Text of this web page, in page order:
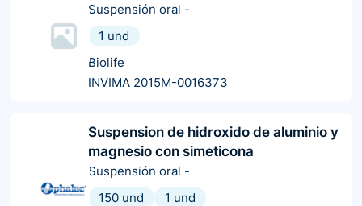
Suspensión oral -
1 und
Biolife
INVIMA 2015M-0016373
Suspension de hidroxido de aluminio y
magnesio con simeticona
Suspensión oral -
150 und
1 und